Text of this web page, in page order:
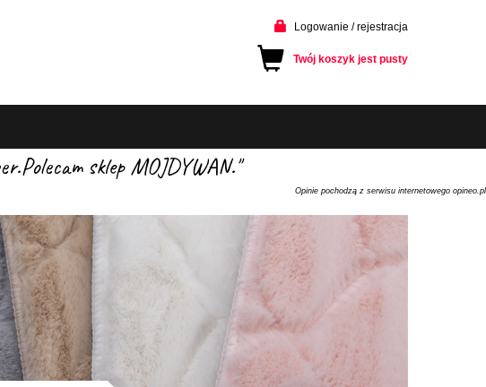
Logowanie / rejestracja
Twój koszyk jest pusty
sklep MOJDYWAN."
Opinie pochodzą z serwisu internetowego opineo.pl